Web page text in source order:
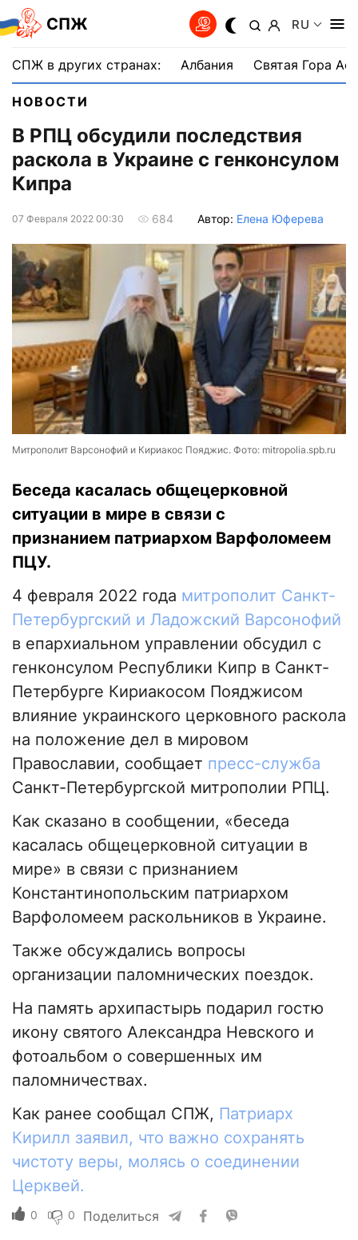
СПЖ RU
СПЖ в других странах: Албания Святая Гора
НОВОСТИ
В РПЦ обсудили последствия
раскола в Украине c генконсулом
Кипра
07 Февраля 2022 00:30 684 Автор: Елена Юферева
Митрополит Варсонофий и Кириакос Пояджис. Фото: mitropolia.spb.ru
Беседа касалась общецерковной
ситуации в мире в связи с
признанием патриархом Варфоломеем
ПЦУ.
4 февраля 2022 года митрополит Санкт-
Петербургский и Ладожский Варсонофий
в епархиальном управлении обсудил с
генконсулом Республики Кипр в Санкт-
Петербурге Кириакосом Пояджисом
влияние украинского церковного раскола
на положение дел в мировом
Православии, сообщает пресс-служба
Санкт-Петербургской митрополии РПЦ.
Как сказано в сообщении, «беседа
касалась общецерковной ситуации в
мире» в связи с признанием
Константинопольским патриархом
Варфоломеем раскольников в Украине.
Также обсуждались вопросы
организации паломнических поездок.
На память архипастырь подарил гостю
икону святого Александра Невского и
фотоальбом о совершенных им
паломничествах.
Как ранее сообщал СПЖ, Патриарх
Кирилл заявил, что важно сохранять
чистоту веры, молясь о соединении
Церквей.
0 0 Поделиться